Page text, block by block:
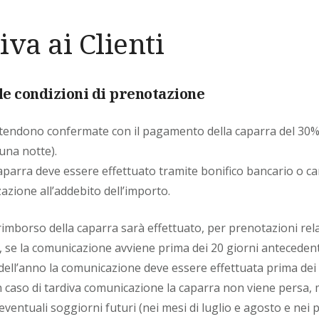
ai Clienti
condizioni di prenotazione
confermate con il pagamento della caparra del
notte).
deve essere effettuato tramite bonifico bancario o
all’addebito dell’importo.
della caparra sarà effettuato, per prenotazioni
la comunicazione avviene prima dei 20 giorni
la comunicazione deve essere effettuata prima
caso di tardiva comunicazione la caparra non viene persa,
soggiorni futuri (nei mesi di luglio e agosto e nei